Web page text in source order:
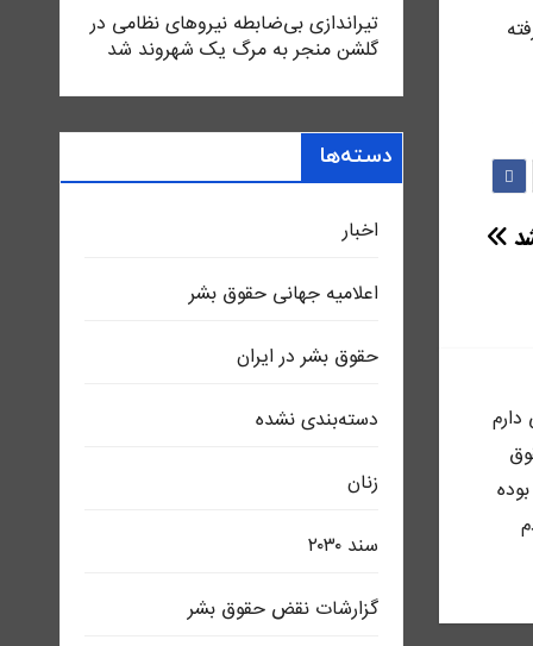
دارم
تیراندازی بی‌ضابطه نیروهای نظامی در
گلشن منجر به مرگ یک شهروند شد
دسته‌ها
اخبار
اعلاميه جهانی حقوق بشر
حقوق بشر در ایران
دسته‌بندی نشده
زنان
سند ٢٠٣٠
گزارشات نقض حقوق بشر